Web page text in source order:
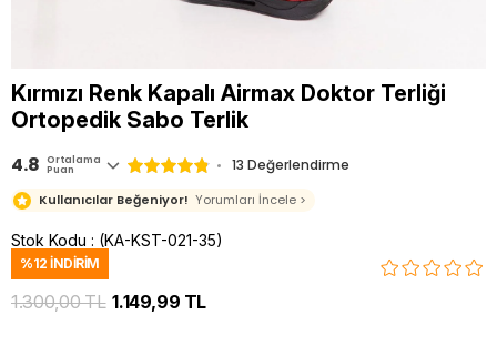
Kırmızı Renk Kapalı Airmax Doktor Terliği
Ortopedik Sabo Terlik
4.8 Ortalama
Puan 13 Değerlendirme
Kullanıcılar Beğeniyor! Yorumları İncele >
Stok Kodu (KA-KST-021-35)
%12 İNDIRIM
1.300,00 TL 1.149,99 TL